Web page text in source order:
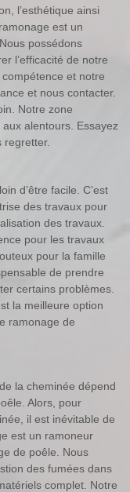
l’esthétique ainsi
est un
possédons
l’efficacité de notre
et notre
et nous contacter.
Notre zone
alentours. Essayez
regretter.
d’être facile. C’est
des travaux pour
des travaux.
pour les travaux
pour la famille
de prendre
certains problèmes.
la meilleure option
ramonage de
la cheminée dépend
Alors, pour
il est inévitable de
est un ramoneur
de poêle. Nous
des fumées dans
complet. Notre